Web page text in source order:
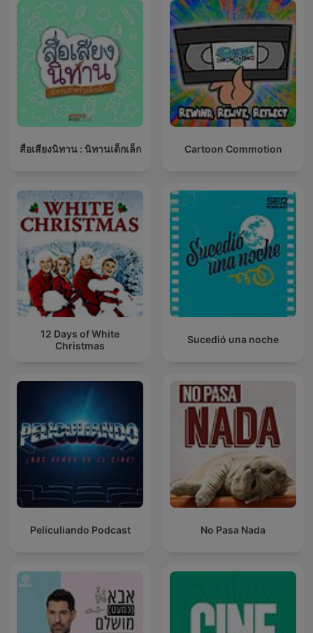
สื่อเสียงนิทาน : นิทานเด็กเล็ก Cartoon Commotion
12 Days of White
Christmas
Sucedió una noche
Peliculiando Podcast No Pasa Nada